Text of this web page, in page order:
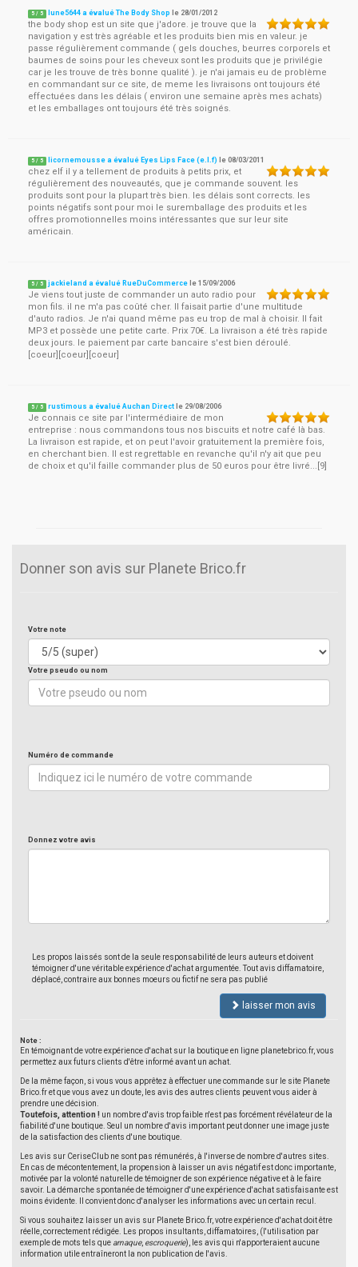
5 / 5 lune5644 a évalué The Body Shop le 28/01/2012
the body shop est un site que j'adore. je trouve que la
navigation y est très agréable et les produits bien mis en valeur. je
passe régulièrement commande ( gels douches, beurres corporels et
baumes de soins pour les cheveux sont les produits que je privilégie
car je les trouve de très bonne qualité ). je n'ai jamais eu de problème
en commandant sur ce site, de meme les livraisons ont toujours été
effectuées dans les délais ( environ une semaine après mes achats)
et les emballages ont toujours été très soignés.
5 / 5 licornemousse a évalué Eyes Lips Face (e.l.f) le08/03/2011
chez elf il y a tellement de produits à petits prix, et
régulièrement des nouveautés, que je commande souvent. les
produits sont pour la plupart très bien. les délais sont corrects. les
points négatifs sont pour moi le suremballage des produits et les
offres promotionnelles moins intéressantes que sur leur site
américain.
5 / 5 jackieland a évalué RueDuCommerce le15/09/2006
Je viens tout juste de commander un auto radio pour
mon fils. il ne m'a pas coûté cher. Il faisait partie d'une multitude
d'auto radios. Je n'ai quand même pas eu trop de mal à choisir. Il fait
MP3 et possède une petite carte. Prix 70€. La livraison a été très rapide
deux jours. le paiement par carte bancaire s'est bien déroulé.
[coeur][coeur][coeur]
5 / 5 rustimous a évalué Auchan Direct le 29/08/2006
Je connais ce site par l'intermédiaire de mon
entreprise : nous commandons tous nos biscuits et notre café là bas.
La livraison est rapide, et on peut l'avoir gratuitement la première fois,
en cherchant bien. Il est regrettable en revanche qu'il n'y ait que peu
de choix et qu'il faille commander plus de 50 euros pour être livré...[9]
Donner son avis sur Planete Brico.fr
Votre note
Votre pseudo ou nom
Numéro de commande
Donnez votre avis
Les propos laissés sont de la seule responsabilité de leurs auteurs et doivent
témoigner d'une véritable expérience d'achat argumentée. Tout avis diffamatoire,
déplacé, contraire aux bonnes moeurs ou fictif ne sera pas publié
laisser mon avis
Note :
En témoignant de votre expérience d'achat sur la boutique en ligne planetebrico.fr, vous
permettez aux futurs clients d'être informé avant un achat.
De la même façon, si vous vous apprêtez à effectuer une commande sur le site Planete
Brico.fr et que vous avez un doute, les avis des autres clients peuvent vous aider à
prendre une décision.
Toutefois, attention ! un nombre d'avis trop faible n'est pas forcément révélateur de la
fiabilité d'une boutique. Seul un nombre d'avis important peut donner une image juste
de la satisfaction des clients d'une boutique.
Les avis sur CeriseClub ne sont pas rémunérés, à l'inverse de nombre d'autres sites.
En cas de mécontentement, la propension à laisser un avis négatif est donc importante,
motivée par la volonté naturelle de témoigner de son expérience négative et à le faire
savoir. La démarche spontanée de témoigner d'une expérience d'achat satisfaisante est
moins évidente. Il convient donc d'analyser les informations avec un certain recul.
Si vous souhaitez laisser un avis sur Planete Brico.fr, votre expérience d'achat doit être
réelle, correctement rédigée. Les propos insultants, diffamatoires, (l'utilisation par
exemple de mots tels que arnaque, escroquerie), les avis qui n'apporteraient aucune
information utile entraîneront la non publication de l'avis.